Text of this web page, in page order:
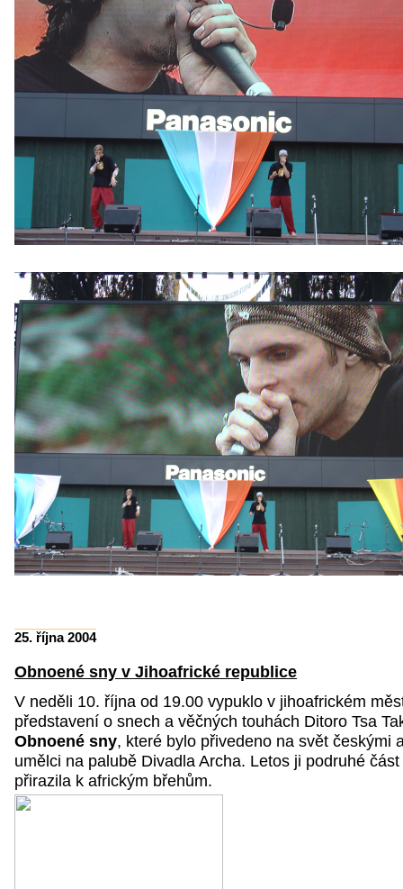
25. října 2004
Obnoené sny v Jihoafrické republice
V neděli 10. října od 19.00 vypuklo v jihoafrickém
představení o snech a věčných touhách Ditoro Tsa
Obnoené sny, které bylo přivedeno na svět českými
umělci na palubě Divadla Archa. Letos ji podruhé
přirazila k africkým břehům.